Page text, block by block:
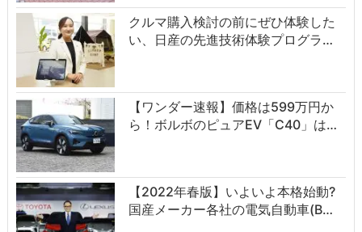
クルマ購入検討の前にぜひ体験した
い、日産の先進技術体験プログラ…
【ワンダー速報】価格は599万円か
ら！ボルボのピュアEV「C40」は…
【2022年春版】いよいよ本格始動?
国産メーカー各社の電気自動車(B…